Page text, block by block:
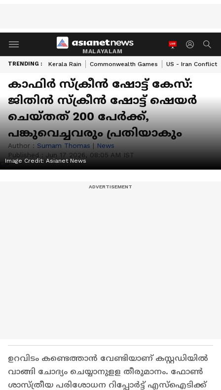
MALAYALAM
TRENDING : Kerala Rain Commonwealth Games US - Iran Conflict
കാഫിർ സ്ക്രീൻ ഷോട്ട് കേസ്:
ജിതിൻ സ്ക്രീൻ ഷോട്ട് ഷെയർ
ചെയ്തത് 200 പേർക്ക്,
പങ്കുവെച്ചവരും പ്രതിയാകും
Author : Sumam Thomas | News
Published : Jun 17 2026, 08:05 AM IST
Image Credit: Asianet News
ഉറവിടം കണ്ടെത്താൻ വേണ്ടിയാണ് കസ്റ്റഡിയിൽ
വാങ്ങി ചോദ്യം ചെയ്യാനുളള തീരുമാനം. ഫോൺ
ശാസ്ത്രീയ പരിശോധന റിപ്പോർട്ട് എസ്ഐടിക്ക്